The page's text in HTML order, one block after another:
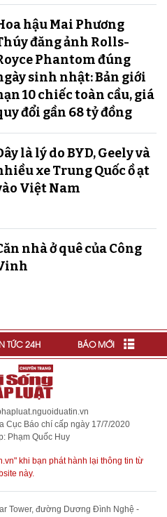
hậu Mai Phương
đăng ảnh Rolls-
Phantom đúng
sinh nhật: Bản giới
10 chiếc toàn cầu, giá
đổi gần 68 tỷ đồng
là lý do BYD, Geely và
xe Trung Quốc ồ ạt
Việt Nam
nhà ở quê của Công
TỨC 24H BÁO MỚI
Cục Báo chí cấp ngày 17/7/2020
Phạm Quốc Huy
khi bạn phát hành lại thông tin từ
này.
Tower, đường Dương Đình Nghệ -